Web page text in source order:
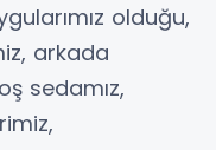
olduğu,
arkada
sedamız,